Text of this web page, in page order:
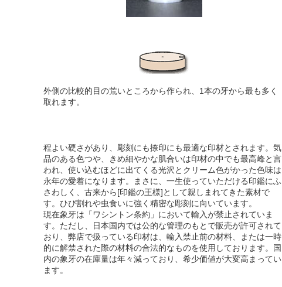
外側の比較的目の荒いところから作られ、1本の牙から最も多く
取れます。
程よい硬さがあり、彫刻にも捺印にも最適な印材とされます。気
品のある色つや、きめ細やかな肌合いは印材の中でも最高峰と言
われ、使い込むほどに出てくる光沢とクリーム色がかった色味は
永年の愛着になります。まさに、一生使っていただける印鑑にふ
さわしく、古来から[印鑑の王様]として親しまれてきた素材で
す。ひび割れや虫食いに強く精密な彫刻に向いています。
現在象牙は「ワシントン条約」において輸入が禁止されていま
す。ただし、日本国内では公的な管理のもとで販売が許可されて
おり、弊店で扱っている印材は、輸入禁止前の材料、または一時
的に解禁された際の材料の合法的なものを使用しております。国
内の象牙の在庫量は年々減っており、希少価値が大変高まってい
ます。